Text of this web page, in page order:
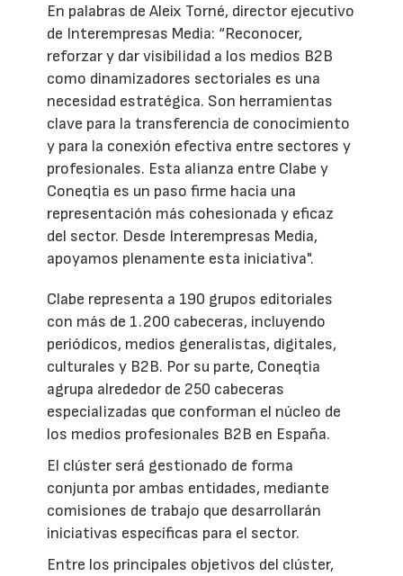
En palabras de Aleix Torné, director ejecutivo
de Interempresas Media: “Reconocer,
reforzar y dar visibilidad a los medios B2B
como dinamizadores sectoriales es una
necesidad estratégica. Son herramientas
clave para la transferencia de conocimiento
y para la conexión efectiva entre sectores y
profesionales. Esta alianza entre Clabe y
Coneqtia es un paso firme hacia una
representación más cohesionada y eficaz
del sector. Desde Interempresas Media,
apoyamos plenamente esta iniciativa".
Clabe representa a 190 grupos editoriales
con más de 1.200 cabeceras, incluyendo
periódicos, medios generalistas, digitales,
culturales y B2B. Por su parte, Coneqtia
agrupa alrededor de 250 cabeceras
especializadas que conforman el núcleo de
los medios profesionales B2B en España.
El clúster será gestionado de forma
conjunta por ambas entidades, mediante
comisiones de trabajo que desarrollarán
iniciativas específicas para el sector.
Entre los principales objetivos del clúster,